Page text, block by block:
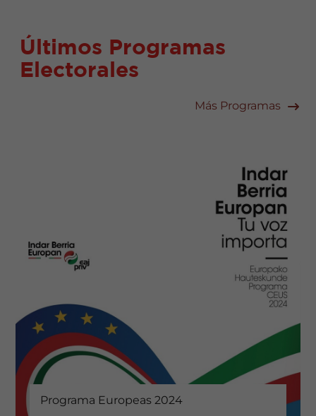
Últimos Programas
Electorales
Más Programas
Programa Europeas 2024